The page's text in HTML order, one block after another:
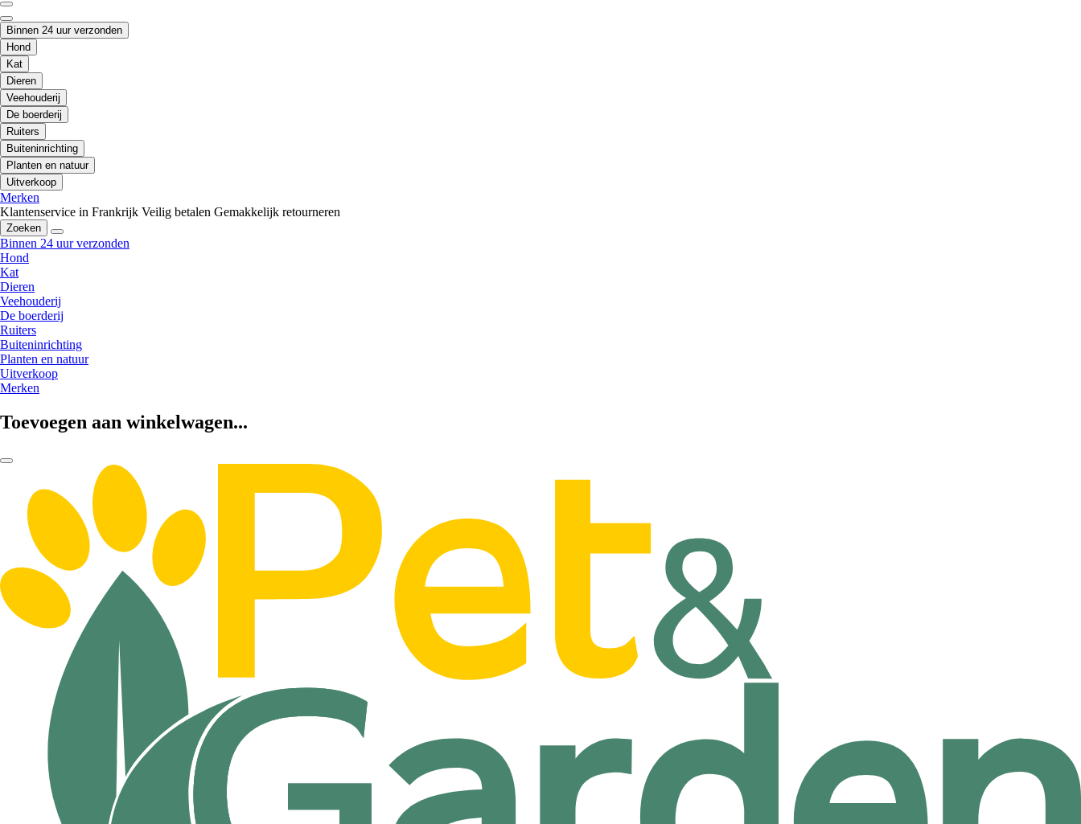
Binnen 24 uur verzonden
Hond
Kat
Dieren
Veehouderij
De boerderij
Ruiters
Buiteninrichting
Planten en natuur
Uitverkoop
Merken
Klantenservice in Frankrijk Veilig betalen Gemakkelijk retourneren
Zoeken
Binnen 24 uur verzonden
Hond
Kat
Dieren
Veehouderij
De boerderij
Ruiters
Buiteninrichting
Planten en natuur
Uitverkoop
Merken
Toevoegen aan winkelwagen...